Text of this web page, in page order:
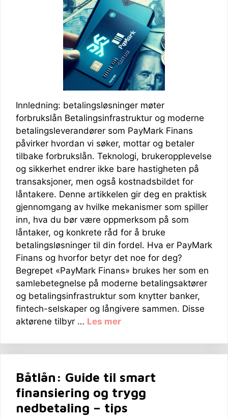
Innledning: betalingsløsninger møter
forbrukslån Betalingsinfrastruktur og moderne
betalingsleverandører som PayMark Finans
påvirker hvordan vi søker, mottar og betaler
tilbake forbrukslån. Teknologi, brukeropplevelse
og sikkerhet endrer ikke bare hastigheten på
transaksjoner, men også kostnadsbildet for
låntakere. Denne artikkelen gir deg en praktisk
gjennomgang av hvilke mekanismer som spiller
inn, hva du bør være oppmerksom på som
låntaker, og konkrete råd for å bruke
betalingsløsninger til din fordel. Hva er PayMark
Finans og hvorfor betyr det noe for deg?
Begrepet «PayMark Finans» brukes her som en
samlebetegnelse på moderne betalingsaktører
og betalingsinfrastruktur som knytter banker,
fintech-selskaper og långivere sammen. Disse
aktørene tilbyr … Les mer
Båtlån: Guide til smart
finansiering og trygg
nedbetaling – tips